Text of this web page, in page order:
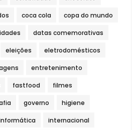
coca cola copa do mundo
datas comemorativas
eleições eletrodomésticos
entretenimento
fastfood filmes
governo higiene
internacional